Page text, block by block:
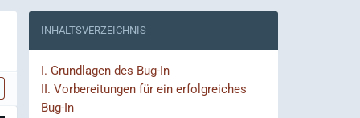
INHALTSVERZEICHNIS
I. Grundlagen des Bug-In
II. Vorbereitungen für ein erfolgreiches
Bug-In